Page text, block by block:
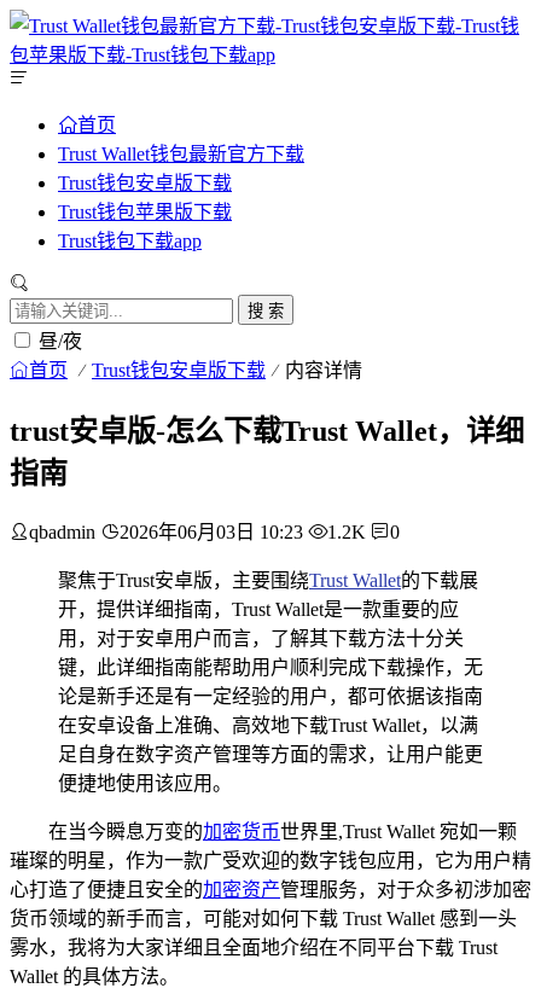
首页
Trust Wallet钱包最新官方下载
Trust钱包安卓版下载
Trust钱包苹果版下载
Trust钱包下载app
搜 索
昼/夜
首页 Trust钱包安卓版下载 内容详情
trust安卓版-怎么下载Trust Wallet，详细
指南
qbadmin 2026年06月03日 10:23 1.2K 0
聚焦于Trust安卓版，主要围绕Trust Wallet的下载展
开，提供详细指南，Trust Wallet是一款重要的应
用，对于安卓用户而言，了解其下载方法十分关
键，此详细指南能帮助用户顺利完成下载操作，无
论是新手还是有一定经验的用户，都可依据该指南
在安卓设备上准确、高效地下载Trust Wallet，以满
足自身在数字资产管理等方面的需求，让用户能更
便捷地使用该应用。
在当今瞬息万变的加密货币世界里,Trust Wallet 宛如一颗
璀璨的明星，作为一款广受欢迎的数字钱包应用，它为用户精
心打造了便捷且安全的加密资产管理服务，对于众多初涉加密
货币领域的新手而言，可能对如何下载 Trust Wallet 感到一头
雾水，我将为大家详细且全面地介绍在不同平台下载 Trust
Wallet 的具体方法。